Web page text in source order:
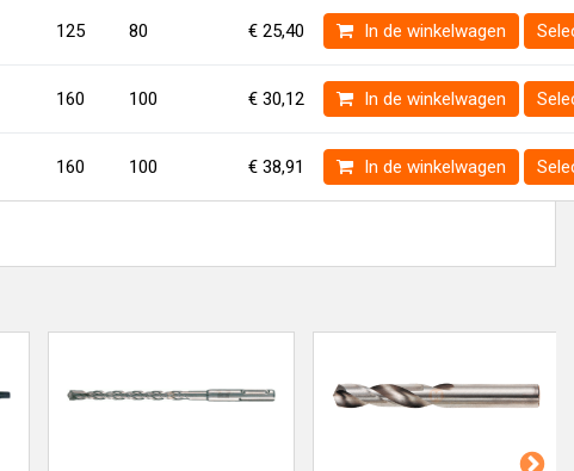
125 80 € 25,40 In de winkelwagen
160 100 € 30,12 In de winkelwagen
160 100 € 38,91 In de winkelwagen